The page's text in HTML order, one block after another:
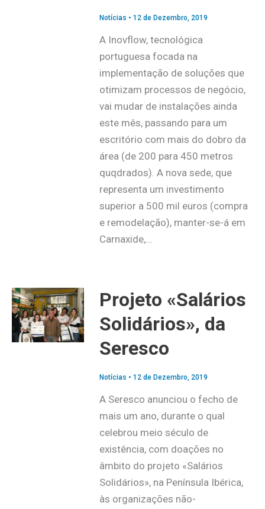
Notícias • 12 de Dezembro, 2019
A Inovflow, tecnológica
portuguesa focada na
implementação de soluções que
otimizam processos de negócio,
vai mudar de instalações ainda
este mês, passando para um
escritório com mais do dobro da
área (de 200 para 450 metros
quqdrados). A nova sede, que
representa um investimento
superior a 500 mil euros (compra
e remodelação), manter-se-á em
Carnaxide,…
Projeto «Salários
Solidários», da
Seresco
Notícias • 12 de Dezembro, 2019
A Seresco anunciou o fecho de
mais um ano, durante o qual
celebrou meio século de
existência, com doações no
âmbito do projeto «Salários
Solidários», na Península Ibérica,
às organizações não-